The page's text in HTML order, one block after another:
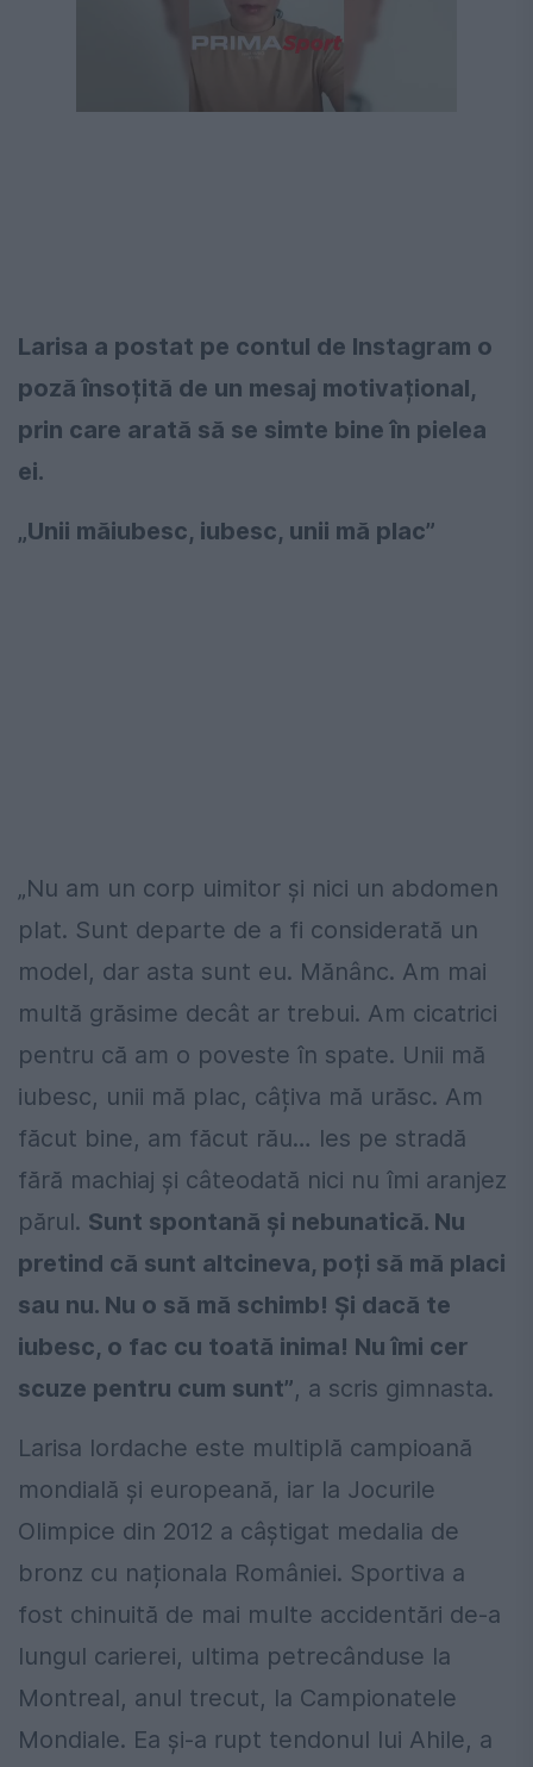
Larisa a postat pe contul de Instagram o
poză însoțită de un mesaj motivațional,
prin care arată să se simte bine în pielea
ei.
„Unii măiubesc, iubesc, unii mă plac”
„Nu am un corp uimitor și nici un abdomen
plat. Sunt departe de a fi considerată un
model, dar asta sunt eu. Mănânc. Am mai
multă grăsime decât ar trebui. Am cicatrici
pentru că am o poveste în spate. Unii mă
iubesc, unii mă plac, câțiva mă urăsc. Am
făcut bine, am făcut rău… Ies pe stradă
fără machiaj și câteodată nici nu îmi aranjez
părul. Sunt spontană și nebunatică. Nu
pretind că sunt altcineva, poți să mă placi
sau nu. Nu o să mă schimb! Și dacă te
iubesc, o fac cu toată inima! Nu îmi cer
scuze pentru cum sunt”, a scris gimnasta.
Larisa Iordache este multiplă campioană
mondială și europeană, iar la Jocurile
Olimpice din 2012 a câștigat medalia de
bronz cu naționala României. Sportiva a
fost chinuită de mai multe accidentări de-a
lungul carierei, ultima petrecânduse la
Montreal, anul trecut, la Campionatele
Mondiale. Ea și-a rupt tendonul lui Ahile, a